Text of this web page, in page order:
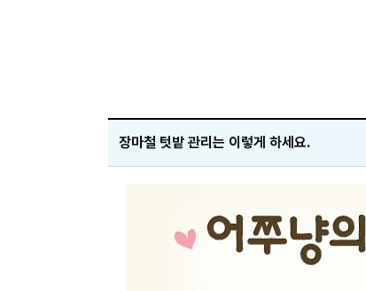
장마철 텃밭 관리는 이렇게 하세요.